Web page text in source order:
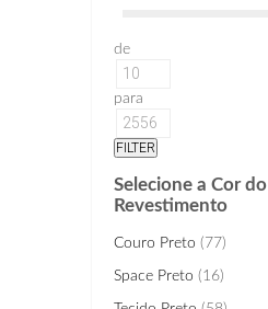
de
para
Selecione a Cor do
Revestimento
Couro Preto (77)
Space Preto (16)